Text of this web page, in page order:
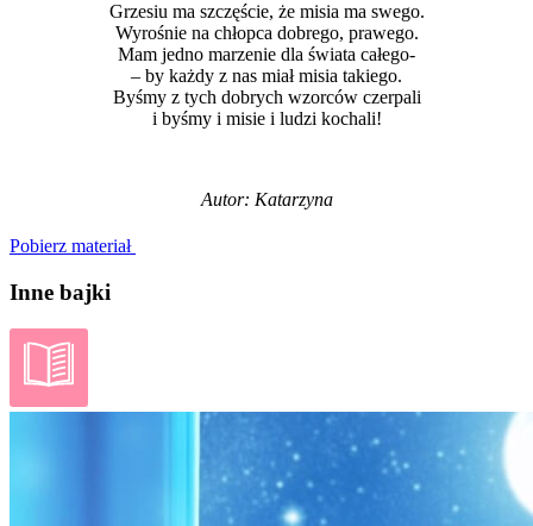
Grzesiu ma szczęście, że misia ma swego.
Wyrośnie na chłopca dobrego, prawego.
Mam jedno marzenie dla świata całego-
– by każdy z nas miał misia takiego.
Byśmy z tych dobrych wzorców czerpali
i byśmy i misie i ludzi kochali!
Autor: Katarzyna
Pobierz materiał
Inne bajki